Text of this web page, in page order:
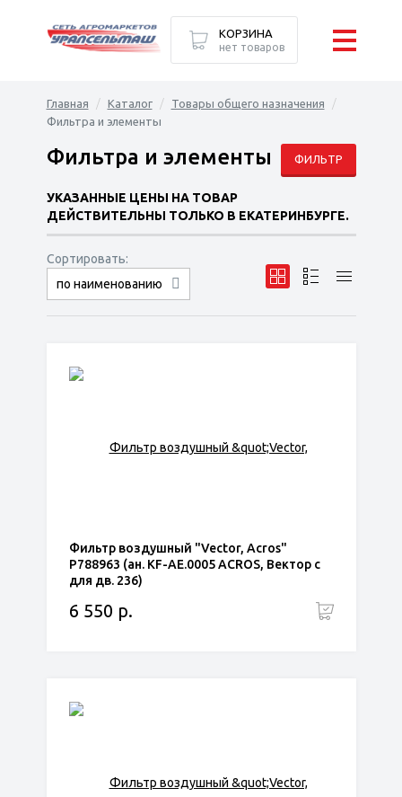
Главная Каталог
Товары общего назначения
Фильтра и элементы
ФИЛЬТР
Фильтра и элементы
УКАЗАННЫЕ ЦЕНЫ НА ТОВАР
ДЕЙСТВИТЕЛЬНЫ ТОЛЬКО В ЕКАТЕРИНБУРГЕ.
Сортировать:
по наименованию
сначала дешёвые
сначала дорогие
Фильтр воздушный "Vector, Acros"
Р788963 (ан. KF-АЕ.0005 ACROS, Вектор с
для дв. 236)
6 550 р.
КОРЗИНА
нет товаров